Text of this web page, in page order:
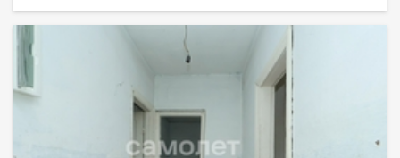
людей, которые хотят насладиться спокойствием природы и
чистым воздухом, река Кондома недалеко от дома. Этот
вариант является очень экономичным, что позволит вам
сэкономить на покупке жилья и вложить средства в свои
мечты или цели. Не упустите возможность купить дом в
живописном городе и создать свой уютный уголок. Звоните
нам прямо сейчас для более подробной информации и
уточнения всех деталей. Наш консультант ответит на все